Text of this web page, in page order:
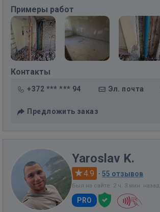
Примеры работ
Контакты
+372 *** *** 94 Эл. почта
Предложить заказ
Yaroslav K.
4.9 · 55 отзывов
Был на сайте: 2 ч. 3 мин. назад
PRO